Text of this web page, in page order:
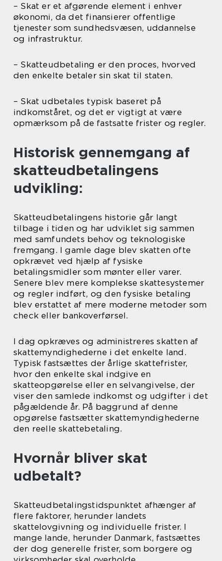
– Skat er et afgørende element i enhver
økonomi, da det finansierer offentlige
tjenester som sundhedsvæsen, uddannelse
og infrastruktur.
– Skatteudbetaling er den proces, hvorved
den enkelte betaler sin skat til staten.
– Skat udbetales typisk baseret på
indkomståret, og det er vigtigt at være
opmærksom på de fastsatte frister og regler.
Historisk gennemgang af
skatteudbetalingens
udvikling:
Skatteudbetalingens historie går langt
tilbage i tiden og har udviklet sig sammen
med samfundets behov og teknologiske
fremgang. I gamle dage blev skatten ofte
opkrævet ved hjælp af fysiske
betalingsmidler som mønter eller varer.
Senere blev mere komplekse skattesystemer
og regler indført, og den fysiske betaling
blev erstattet af mere moderne metoder som
check eller bankoverførsel.
I dag opkræves og administreres skatten af
skattemyndighederne i det enkelte land.
Typisk fastsættes der årlige skattefrister,
hvor den enkelte skal indgive en
skatteopgørelse eller en selvangivelse, der
viser den samlede indkomst og udgifter i det
pågældende år. På baggrund af denne
opgørelse fastsætter skattemyndighederne
den reelle skattebetaling.
Hvornår bliver skat
udbetalt?
Skatteudbetalingstidspunktet afhænger af
flere faktorer, herunder landets
skattelovgivning og individuelle frister. I
mange lande, herunder Danmark, fastsættes
der dog generelle frister, som borgere og